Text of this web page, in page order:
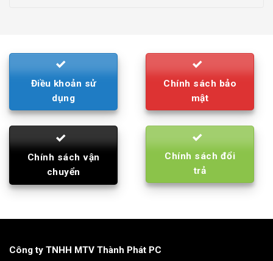
Điều khoản sử
dụng
Chính sách bảo
mật
Chính sách vận
chuyển
Chính sách đổi
trả
Công ty TNHH MTV Thành Phát PC